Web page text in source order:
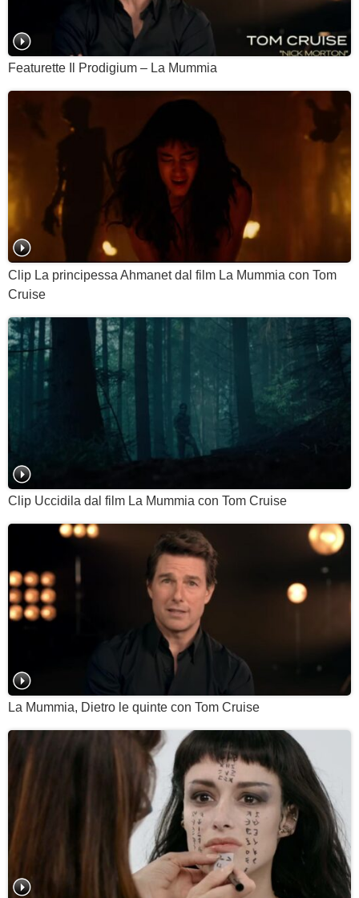
Featurette Il Prodigium – La Mummia
Clip La principessa Ahmanet dal film La Mummia con Tom
Cruise
Clip Uccidila dal film La Mummia con Tom Cruise
La Mummia, Dietro le quinte con Tom Cruise